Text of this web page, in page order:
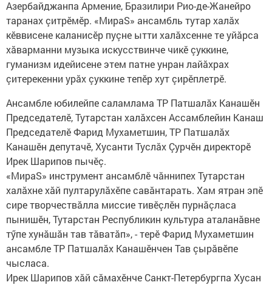
Азербайджанпа Армение, Бразилири Рио-де-Жанейро
таранах çитрӗмӗр. «МираS» ансамбль тутар халăх
кӗввисене каланисӗр пуçне ытти халăхсенне те уйăрса
хăварманни музыка искусствинче чикӗ çуккине,
гуманизм идейисене этем патне унран лайăхрах
çитерекенни урăх çуккине тепӗр хут çирӗплетрӗ.
Ансамбле юбилейпе саламлама ТР Патшалăх Канашӗн
Председателӗ, Тутарстан халăхсен Ассамблейин Канаш
Председателӗ Фарид Мухаметшин, ТР Патшалăх
Канашӗн депутачӗ, Хусанти Туслăх Çурчӗн директорӗ
Ирек Шарипов пычӗç.
«МираS» инструмент ансамблӗ чăннипех Тутарстан
халăхне хăй пултарулăхӗпе савăнтарать. Хам ятран эпӗ
сире творчествăлла миссие тивӗçлӗн пурнăçласа
пынишӗн, Тутарстан Республикин культура аталанăвне
тӳпе хунăшăн тав тăватăп», - терӗ Фа­рид Мухаметшин
ансамбле ТР Патшалăх Канашӗнчен Тав çырăвӗпе
чысласа.
Ирек Шарипов хăй сăмахӗнче Санкт-Петербургпа Хусан